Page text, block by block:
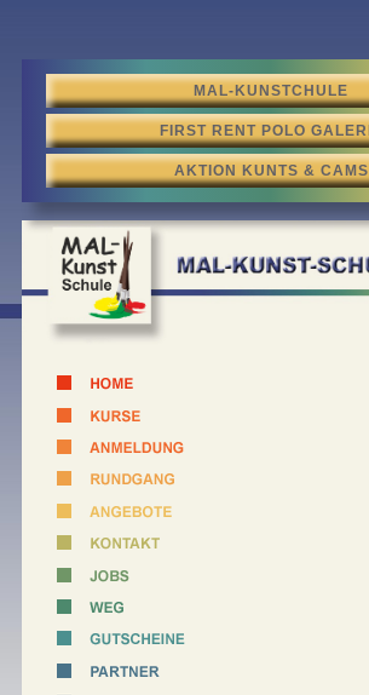
MAL-KUNSTCHULE
FIRST RENT POLO
AKTION KUNTS & CAMS